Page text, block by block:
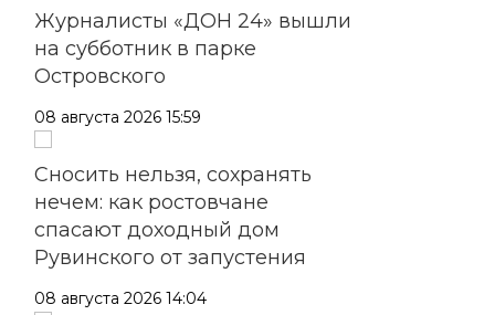
Журналисты «ДОН 24» вышли
на субботник в парке
Островского
08 августа 2026 15:59
Сносить нельзя, сохранять
нечем: как ростовчане
спасают доходный дом
Рувинского от запустения
08 августа 2026 14:04